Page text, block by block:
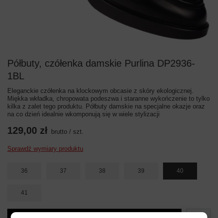
Półbuty, czółenka damskie Purlina DP2936-
1BL
Eleganckie czółenka na klockowym obcasie z skóry ekologicznej.
Miękka wkładka, chropowata podeszwa i staranne wykończenie to tylko
kilka z zalet tego produktu. Półbuty damskie na specjalne okazje oraz
na co dzień idealnie wkomponują się w wiele stylizacji
129,00 zł brutto / szt.
Sprawdź wymiary produktu
36 37 38 39 40
41